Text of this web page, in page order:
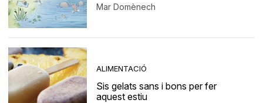
Mar Domènech
ALIMENTACIÓ
Sis gelats sans i bons per fer
aquest estiu